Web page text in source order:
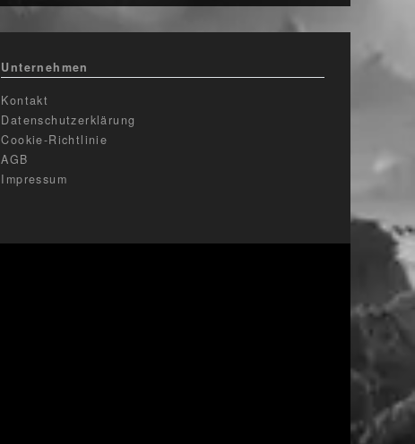
Unternehmen
Kontakt
Datenschutzerklärung
Cookie-Richtlinie
AGB
Impressum